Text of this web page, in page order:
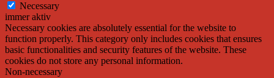
Necessary
immer aktiv
Necessary cookies are absolutely essential for the website to
function properly. This category only includes cookies that ensures
basic functionalities and security features of the website. These
cookies do not store any personal information.
Non-necessary